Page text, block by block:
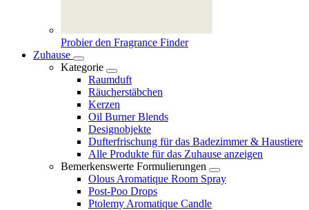
Probier den Fragrance Finder
Zuhause
Kategorie
Raumduft
Räucherstäbchen
Kerzen
Oil Burner Blends
Designobjekte
Dufterfrischung für das Badezimmer & Haustiere
Alle Produkte für das Zuhause anzeigen
Bemerkenswerte Formulierungen
Olous Aromatique Room Spray
Post-Poo Drops
Ptolemy Aromatique Candle